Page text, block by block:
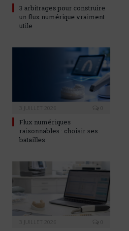
3 arbitrages pour construire
un flux numérique vraiment
utile
Flux numériques
raisonnables : choisir ses
batailles